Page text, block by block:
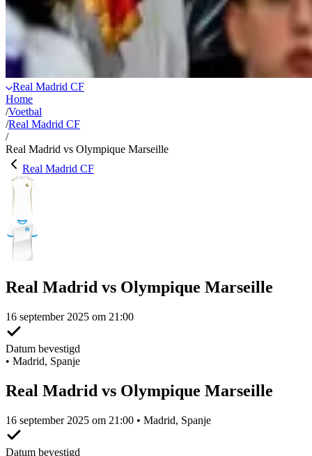
Real Madrid CF
Home
/Voetbal
/Real Madrid CF
/
Real Madrid vs Olympique Marseille
Real Madrid CF
Real Madrid vs Olympique Marseille
16 september 2025 om 21:00
Datum bevestigd
• Madrid, Spanje
Real Madrid vs Olympique Marseille
16 september 2025 om 21:00 • Madrid, Spanje
Datum bevestigd